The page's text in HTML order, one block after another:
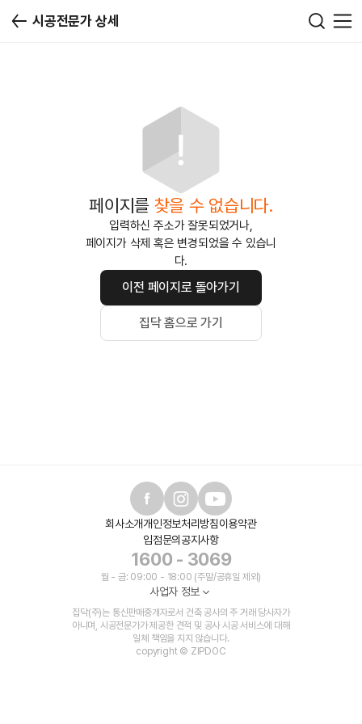
시공전문가 상세
페이지를 찾을 수 없습니다.
입력하신 주소가 잘못되었거나,
페이지가 삭제 혹은 변경되었을 수 있습니
다.
이전 페이지로 돌아가기
집닥 홈으로 가기
회사소개개인정보처리방침이용약관
입점문의 공지사항
1600 - 3069
월 - 금: 09:00 - 18:00 (주말/공휴일 제외)
사업자 정보
집닥(주)는 통신판매중개자로서 건축 공사의 주 거래 당사자가
아니며, 시공전문가가 제공한 견적 및 공사 시공 서비스에 대해
일체 책임을 지지 않습니다.
copyright © ZIPDOC